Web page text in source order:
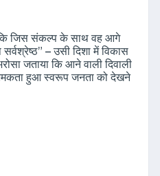
कि जिस संकल्प के साथ वह आगे
– उसी दिशा में विकास
जताया कि आने वाली दिवाली
हुआ स्वरूप जनता को देखने